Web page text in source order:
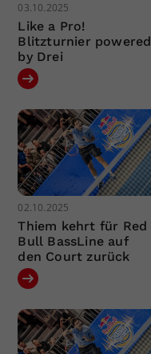
03.10.2025
Like a Pro!
Blitzturnier powered
by Drei
02.10.2025
Thiem kehrt für Red
Bull BassLine auf
den Court zurück